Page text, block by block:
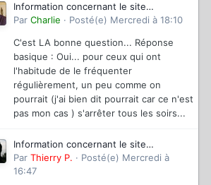
Information concernant le site
magazinevideo
Par Charlie · Posté(e) Mercredi à 18:10
C'est LA bonne question... Réponse
basique : Oui... pour ceux qui ont
l'habitude de le fréquenter
régulièrement, un peu comme on
pourrait (j'ai bien dit pourrait car ce n'est
pas mon cas ) s'arrêter tous les soirs...
Information concernant le site
magazinevideo
Par Thierry P. · Posté(e) Mercredi à
16:47